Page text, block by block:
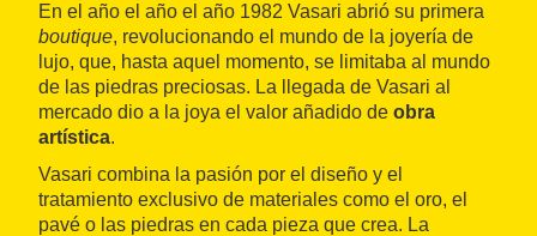
En el año el año el año 1982 Vasari abrió su primera
boutique, revolucionando el mundo de la joyería de
lujo, que, hasta aquel momento, se limitaba al mundo
de las piedras preciosas. La llegada de Vasari al
mercado dio a la joya el valor añadido de obra
artística.
Vasari combina la pasión por el diseño y el
tratamiento exclusivo de materiales como el oro, el
pavé o las piedras en cada pieza que crea. La